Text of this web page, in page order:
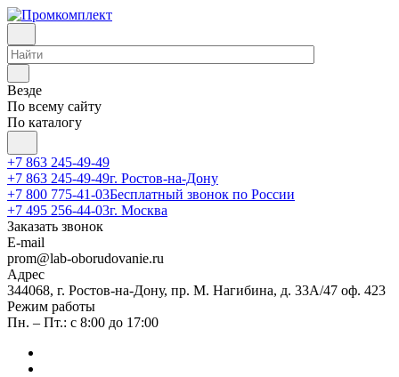
Везде
По всему сайту
По каталогу
+7 863 245-49-49
+7 863 245-49-49г. Ростов-на-Дону
+7 800 775-41-03Бесплатный звонок по России
+7 495 256-44-03г. Москва
Заказать звонок
E-mail
prom@lab-oborudovanie.ru
Адрес
344068, г. Ростов-на-Дону, пр. М. Нагибина, д. 33А/47 оф. 423
Режим работы
Пн. – Пт.: с 8:00 до 17:00